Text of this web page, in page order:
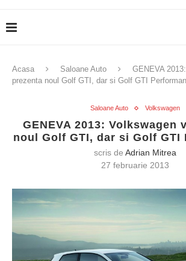
Acasa Saloane Auto
GENEVA
prezenta noul Golf GTI, dar si Golf GTI
Saloane Auto Volkswagen
GENEVA 2013: Volkswagen
noul Golf GTI, dar si Golf GTI
scris de Adrian Mitrea
27 februarie 2013